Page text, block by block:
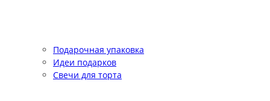
Подарочная упаковка
Идеи подарков
Свечи для торта